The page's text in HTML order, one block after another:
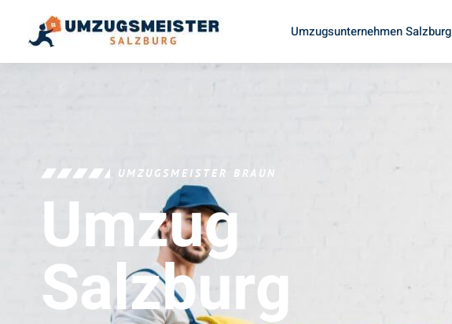
Umzugsunternehmen Salzburg
UMZUGSMEISTER BRAUN
Umzug
Salzburg